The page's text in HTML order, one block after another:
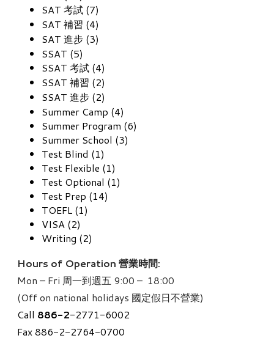
SAT 考試 (7)
SAT 補習 (4)
SAT 進步 (3)
SSAT (5)
SSAT 考試 (4)
SSAT 補習 (2)
SSAT 進步 (2)
Summer Camp (4)
Summer Program (6)
Summer School (3)
Test Blind (1)
Test Flexible (1)
Test Optional (1)
Test Prep (14)
TOEFL (1)
VISA (2)
Writing (2)
Hours of Operation 營業時間:
Mon – Fri 周一到週五 9:00 – 18:00
(Off on national holidays 國定假日不營業)
Call 886-2-2771-6002
Fax 886-2-2764-0700